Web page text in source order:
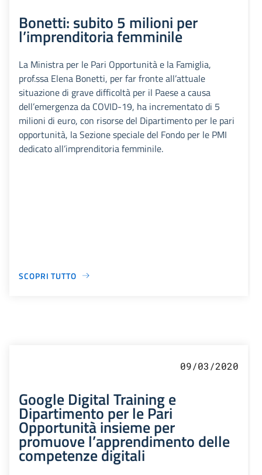
Bonetti: subito 5 milioni per
l’imprenditoria femminile
La Ministra per le Pari Opportunità e la Famiglia,
prof.ssa Elena Bonetti, per far fronte all’attuale
situazione di grave difficoltà per il Paese a causa
dell’emergenza da COVID-19, ha incrementato di 5
milioni di euro, con risorse del Dipartimento per le pari
opportunità, la Sezione speciale del Fondo per le PMI
dedicato all’imprenditoria femminile.
SCOPRI TUTTO
09/03/2020
Google Digital Training e
Dipartimento per le Pari
Opportunità insieme per
promuove l’apprendimento delle
competenze digitali